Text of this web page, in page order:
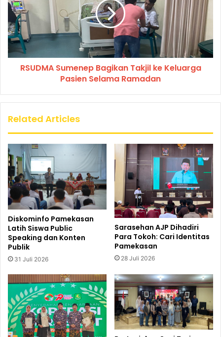
RSUDMA Sumenep Bagikan Takjil ke Keluarga
Pasien Selama Ramadan
Related Articles
Diskominfo Pamekasan
Latih Siswa Public
Speaking dan Konten
Publik
31 Juli 2026
Sarasehan AJP Dihadiri
Para Tokoh: Cari Identitas
Pamekasan
28 Juli 2026